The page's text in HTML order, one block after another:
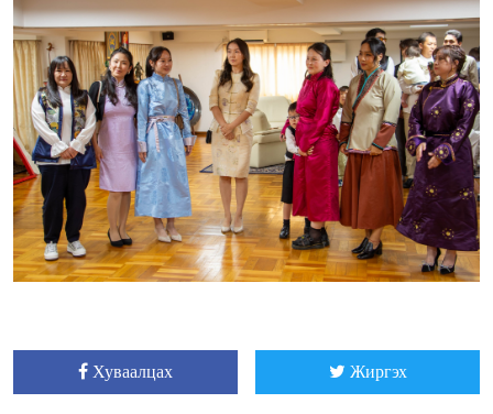
Хуваалцах Жиргэх